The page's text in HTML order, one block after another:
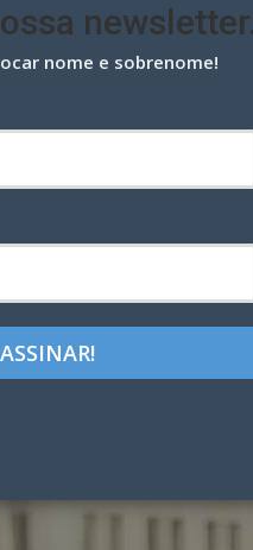
CHANNEL
da Clear
Pinterest
newsletter.
nome e sobrenome!